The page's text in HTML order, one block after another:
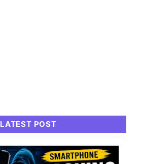
LATEST POST